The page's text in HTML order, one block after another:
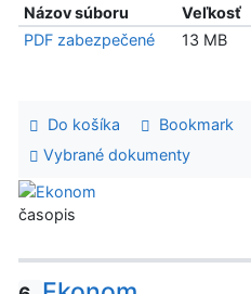
Názov súboru
Veľkosť
PDF zabezpečené
13 MB
Do košíka Bookmark
Vybrané dokumenty
časopis